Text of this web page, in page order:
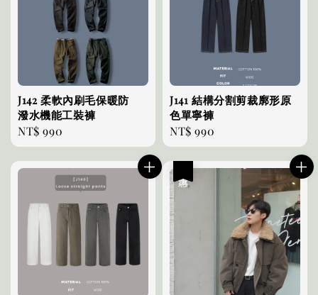
J142 柔軟內刷毛保暖防
潑水機能工裝褲
Regular
price
NT$ 990
J141 結構分割剪裁廓形原
色單寧褲
Regular
price
NT$ 990